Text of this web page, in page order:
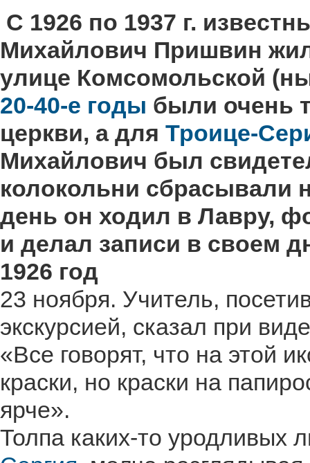
С 1926 по 1937 г.
Михайлович Пришвин
улице Комсомольской
20-40-е годы были очень
церкви, а для Троице-
Михайлович был
колокольни сбрасывали
день он ходил в Лавру,
и делал записи в своем
1926 год
23 ноября. Учитель,
экскурсией, сказал при
«Все говорят, что на этой
краски, но краски на
ярче».
Толпа каких-то